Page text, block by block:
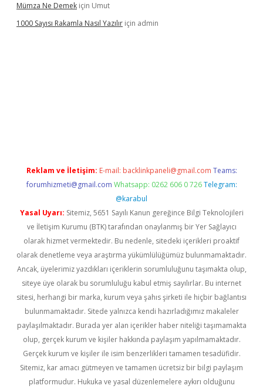
Mümza Ne Demek için Umut
1000 Sayısı Rakamla Nasıl Yazılır için admin
Reklam ve İletişim: E-mail: backlinkpaneli@gmail.com Teams:
forumhizmeti@gmail.com Whatsapp: 0262 606 0 726 Telegram:
@karabul
Yasal Uyarı: Sitemiz, 5651 Sayılı Kanun gereğince Bilgi Teknolojileri
ve İletişim Kurumu (BTK) tarafından onaylanmış bir Yer Sağlayıcı
olarak hizmet vermektedir. Bu nedenle, sitedeki içerikleri proaktif
olarak denetleme veya araştırma yükümlülüğümüz bulunmamaktadır.
Ancak, üyelerimiz yazdıkları içeriklerin sorumluluğunu taşımakta olup,
siteye üye olarak bu sorumluluğu kabul etmiş sayılırlar. Bu internet
sitesi, herhangi bir marka, kurum veya şahıs şirketi ile hiçbir bağlantısı
bulunmamaktadır. Sitede yalnızca kendi hazırladığımız makaleler
paylaşılmaktadır. Burada yer alan içerikler haber niteliği taşımamakta
olup, gerçek kurum ve kişiler hakkında paylaşım yapılmamaktadır.
Gerçek kurum ve kişiler ile isim benzerlikleri tamamen tesadüfidir.
Sitemiz, kar amacı gütmeyen ve tamamen ücretsiz bir bilgi paylaşım
platformudur. Hukuka ve yasal düzenlemelere aykırı olduğunu